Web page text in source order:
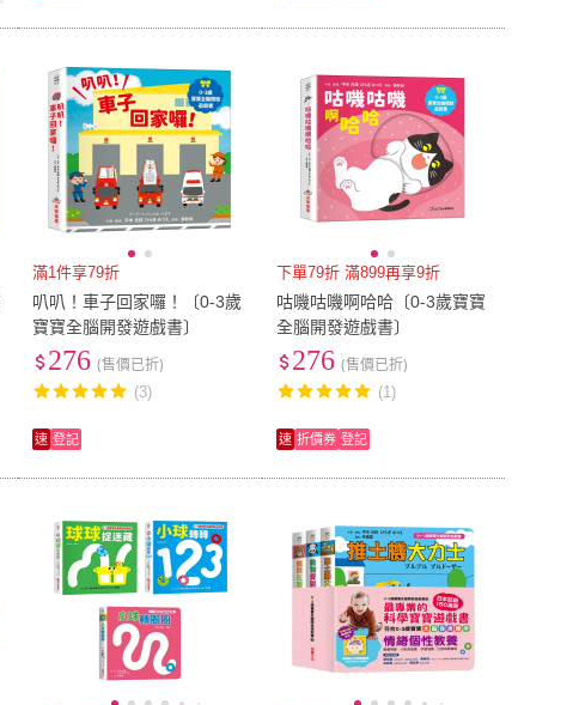
滿1件享79折
叭叭！車子回家囉！〔0-3歲
寶寶全腦開發遊戲書〕
276 (售價已折)
(3)
速 登記
下單79折 滿899再享9折
咕嘰咕嘰啊哈哈〔0-3歲寶寶
全腦開發遊戲書〕
276 (售價已折)
(1)
速 折價券 登記